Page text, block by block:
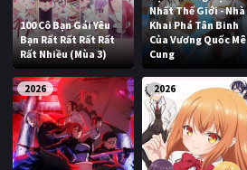
100 Cô Bạn Gái Yêu
Bạn Rất Rất Rất Rất
Rất Nhiều (Mùa 3)
Nhất Thế Giới - Nhà
Khai Phá Tân Binh
Của Vương Quốc Mê
Cung
2026 2026